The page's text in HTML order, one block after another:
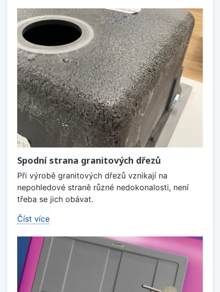
Spodní strana granitových dřezů
Při výrobě granitových dřezů vznikají na
nepohledové straně různé nedokonalosti, není
třeba se jich obávat.
Číst více